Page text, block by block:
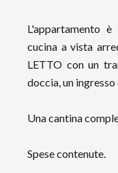
L'appartamento
cucina a vista
LETTO con un
doccia, un
Una cantina
Spese contenute.